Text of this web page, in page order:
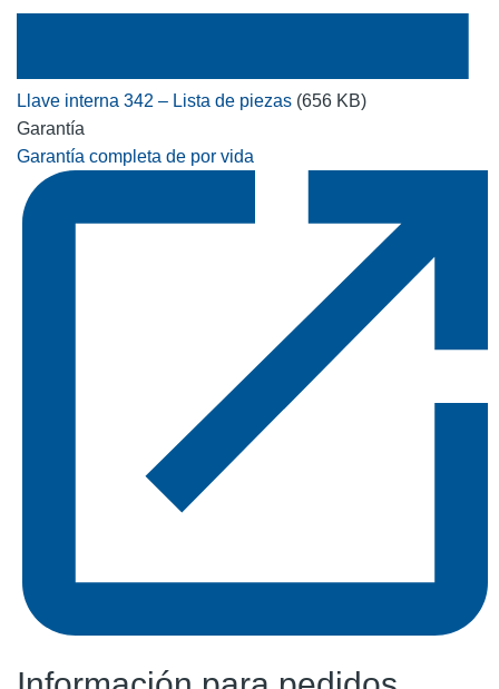
Llave interna 342 – Lista de piezas (656 KB)
Garantía
Garantía completa de por vida